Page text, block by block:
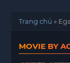
Trang chủ »
MOVIE BY